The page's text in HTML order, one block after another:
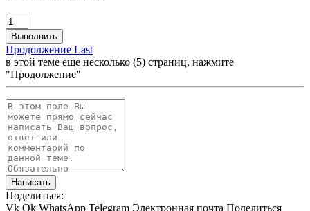
Выполнить
Продолжение Last
в этой теме еще несколько (5) страниц, нажмите
"Продолжение"
Написать
Поделиться:
Vk Ok WhatsApp Telegram Электронная почта Поделиться